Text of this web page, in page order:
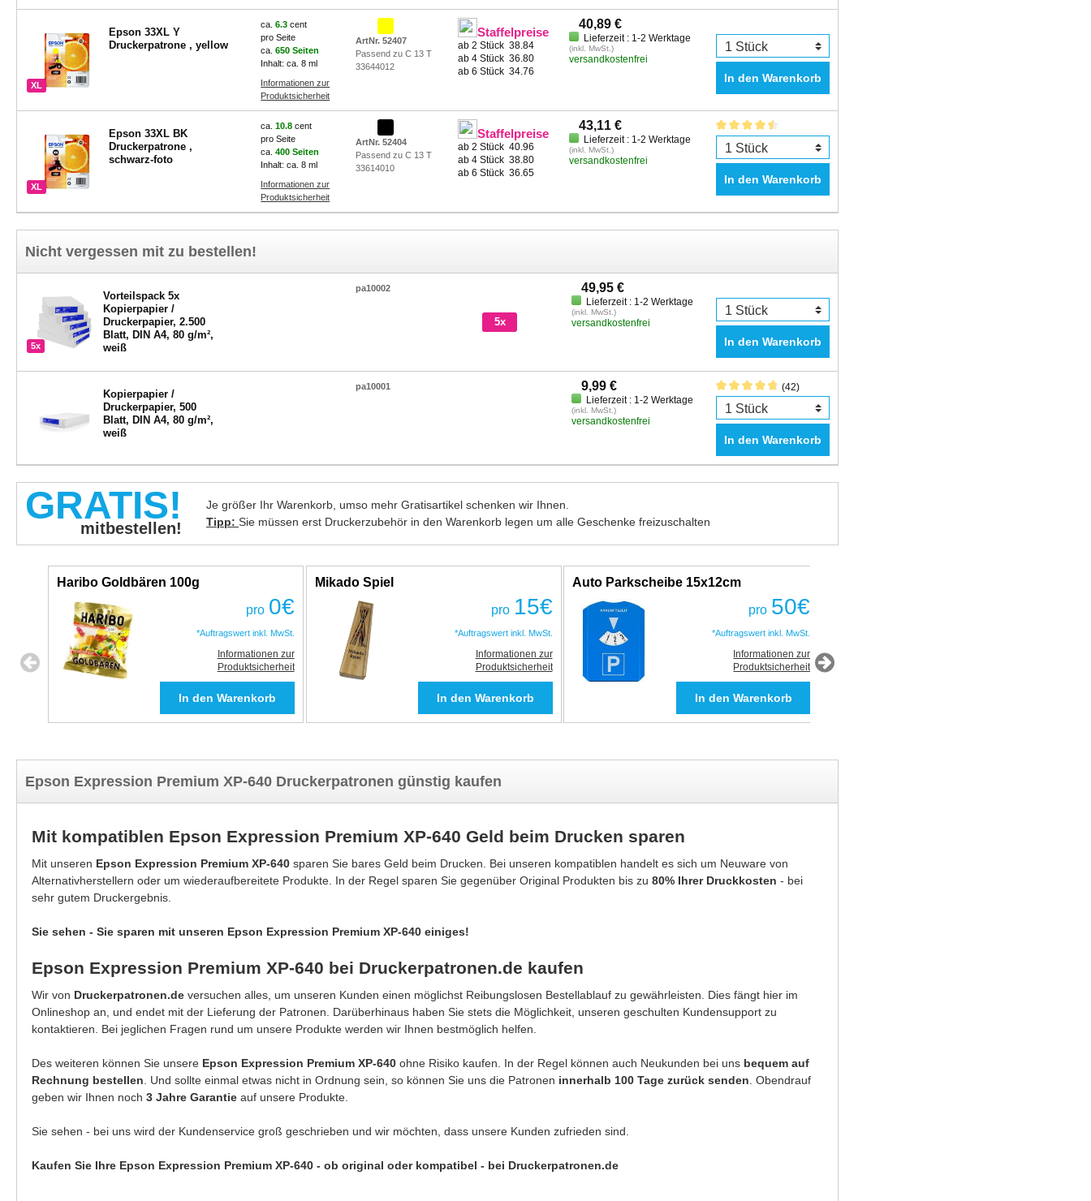
XL
Epson 33XL Y
Druckerpatrone , yellow
ca.6.3cent
pro Seite
ca.650 Seiten
Inhalt: ca. 8 ml
Informationen zur
Produktsicherheit
ArtNr. 52407
Passend zu C 13 T
33644012
Staffelpreise
ab 2 Stück38.84
ab 4 Stück36.80
ab 6 Stück34.76
40,89 €
Lieferzeit : 1-2 Werktage
(inkl. MwSt.)
versandkostenfrei
In den Warenkorb
XL
Epson 33XL BK
Druckerpatrone ,
schwarz-foto
ca.10.8cent
pro Seite
ca.400 Seiten
Inhalt: ca. 8 ml
Informationen zur
Produktsicherheit
ArtNr. 52404
Passend zu C 13 T
33614010
Staffelpreise
ab 2 Stück40.96
ab 4 Stück38.80
ab 6 Stück36.65
43,11 €
Lieferzeit : 1-2 Werktage
(inkl. MwSt.)
versandkostenfrei
In den Warenkorb
Nicht vergessen mit zu bestellen!
5x
Vorteilspack 5x
Kopierpapier /
Druckerpapier, 2.500
Blatt, DIN A4, 80 g/m²,
weiß
pa10002
5x
49,95 €
Lieferzeit : 1-2 Werktage
(inkl. MwSt.)
versandkostenfrei
In den Warenkorb
Kopierpapier /
Druckerpapier, 500
Blatt, DIN A4, 80 g/m²,
weiß
pa10001 9,99 €
Lieferzeit : 1-2 Werktage
(inkl. MwSt.)
versandkostenfrei
(42)
In den Warenkorb
GRATIS!
mitbestellen!
Je größer Ihr Warenkorb, umso mehr Gratisartikel schenken wir Ihnen.
Tipp: Sie müssen erst Druckerzubehör in den Warenkorb legen um alle Geschenke freizuschalten
Haribo Goldbären 100g
pro 0€
*Auftragswert inkl. MwSt.
Informationen zur
Produktsicherheit
Mikado Spiel
pro 15€
*Auftragswert inkl. MwSt.
Informationen zur
Produktsicherheit
Auto Parkscheibe 15x12cm
pro 50€
*Auftragswert inkl. MwSt.
Informationen zur
Produktsicherheit
Epson Expression Premium XP-640 Druckerpatronen günstig kaufen
Mit kompatiblen Epson Expression Premium XP-640 Geld beim Drucken sparen
Mit unseren Epson Expression Premium XP-640 sparen Sie bares Geld beim Drucken. Bei unseren kompatiblen handelt es sich um Neuware von
Alternativherstellern oder um wiederaufbereitete Produkte. In der Regel sparen Sie gegenüber Original Produkten bis zu 80% Ihrer Druckkosten - bei
sehr gutem Druckergebnis.
Sie sehen - Sie sparen mit unseren Epson Expression Premium XP-640 einiges!
Epson Expression Premium XP-640 bei Druckerpatronen.de kaufen
Wir von Druckerpatronen.de versuchen alles, um unseren Kunden einen möglichst Reibungslosen Bestellablauf zu gewährleisten. Dies fängt hier im
Onlineshop an, und endet mit der Lieferung der Patronen. Darüberhinaus haben Sie stets die Möglichkeit, unseren geschulten Kundensupport zu
kontaktieren. Bei jeglichen Fragen rund um unsere Produkte werden wir Ihnen bestmöglich helfen.
Des weiteren können Sie unsere Epson Expression Premium XP-640 ohne Risiko kaufen. In der Regel können auch Neukunden bei uns bequem auf
Rechnung bestellen . Und sollte einmal etwas nicht in Ordnung sein, so können Sie uns die Patronen innerhalb 100 Tage zurück senden . Obendrauf
geben wir Ihnen noch 3 Jahre Garantie auf unsere Produkte.
Sie sehen - bei uns wird der Kundenservice groß geschrieben und wir möchten, dass unsere Kunden zufrieden sind.
Kaufen Sie Ihre Epson Expression Premium XP-640 - ob original oder kompatibel - bei Druckerpatronen.de